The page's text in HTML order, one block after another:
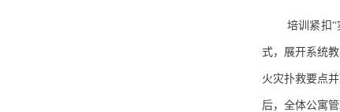
培训紧扣“
式，展开系统
火灾扑救要点
后，全体公寓